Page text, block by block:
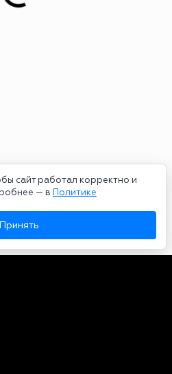
сайт работал корректно и
— в Политике
Принять